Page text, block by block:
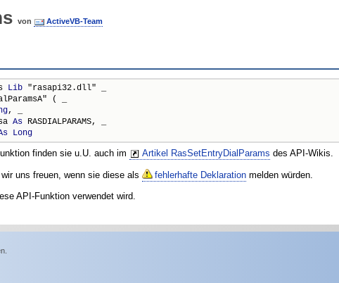
von ActiveVB-Team
Lib "rasapi32.dll" _
( _
, _
As RASDIALPARAMS, _
Long
finden sie u.U. auch im Artikel RasSetEntryDialParams des API-Wikis.
uns freuen, wenn sie diese als fehlerhafte Deklarationmelden würden.
API-Funktion verwendet wird.